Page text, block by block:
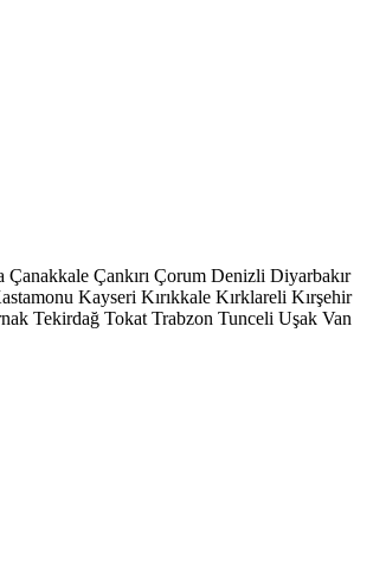
Çanakkale Çankırı Çorum Denizli Diyarbakır
Kayseri Kırıkkale Kırklareli Kırşehir
Tekirdağ Tokat Trabzon Tunceli Uşak Van